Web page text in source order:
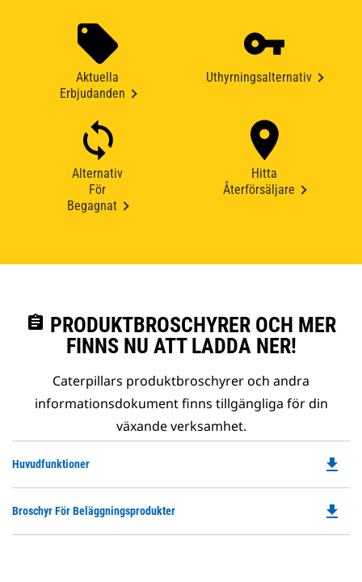
Aktuella
Erbjudanden
Uthyrningsalternativ
Alternativ
För
Begagnat
Hitta
Återförsäljare
assignment PRODUKTBROSCHYRER OCH MER
FINNS NU ATT LADDA NER!
Caterpillars produktbroschyrer och andra
informationsdokument finns tillgängliga för din
växande verksamhet.
Huvudfunktioner
a
file_download
Broschyr För Beläggningsprodukter file_download